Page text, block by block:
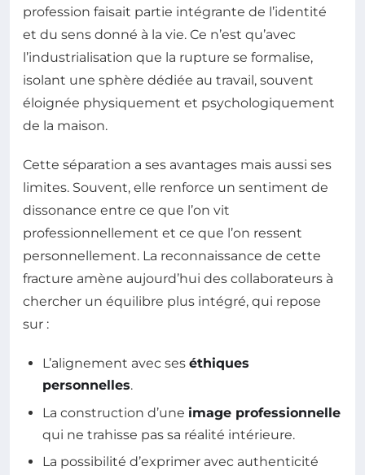
profession faisait partie intégrante de l’identité
et du sens donné à la vie. Ce n’est qu’avec
l’industrialisation que la rupture se formalise,
isolant une sphère dédiée au travail, souvent
éloignée physiquement et psychologiquement
de la maison.
Cette séparation a ses avantages mais aussi ses
limites. Souvent, elle renforce un sentiment de
dissonance entre ce que l’on vit
professionnellement et ce que l’on ressent
personnellement. La reconnaissance de cette
fracture amène aujourd’hui des collaborateurs à
chercher un équilibre plus intégré, qui repose
sur :
L’alignement avec ses éthiques
personnelles.
La construction d’une image professionnelle
qui ne trahisse pas sa réalité intérieure.
La possibilité d’exprimer avec authenticité